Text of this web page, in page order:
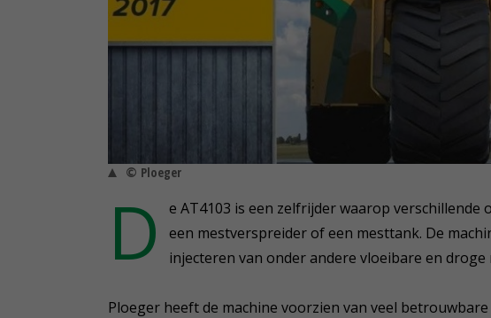
© Ploeger
D
e AT4103 is een zelfrijder waarop
een mestverspreider of een mesttank. De
injecteren van onder andere vloeibare en droge
Ploeger heeft de machine voorzien van veel